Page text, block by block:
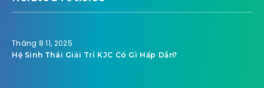
Tháng 8 11, 2025
Hệ Sinh Thái Giải Trí KJC Có Gì Hấp Dẫn?